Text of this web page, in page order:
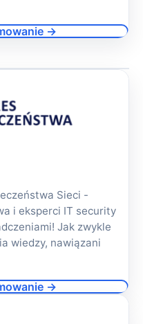
→
Sieci -
i eksperci IT security
Jak zwykle
wiedzy, nawiązani
→